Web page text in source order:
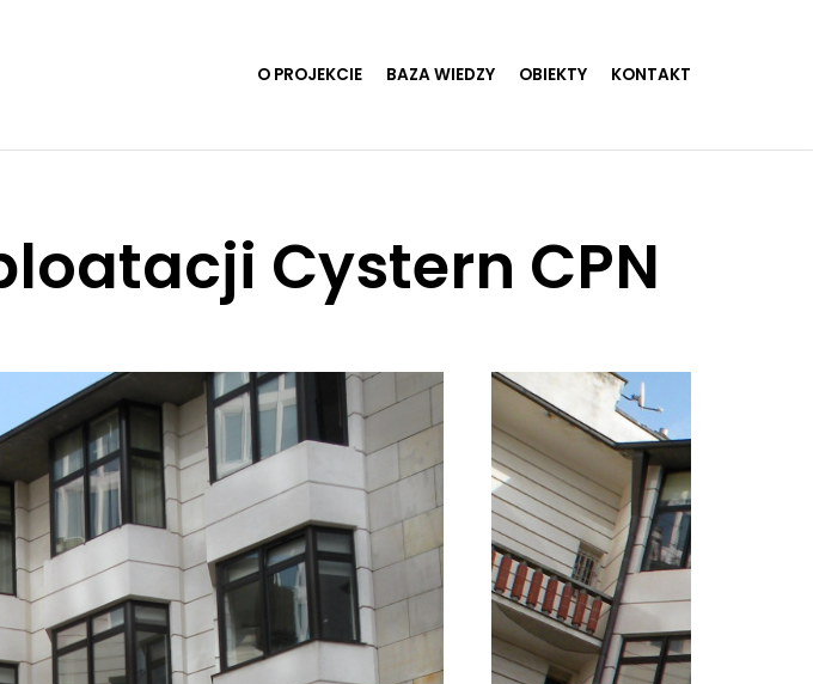
O PROJEKCIE BAZA WIEDZY OBIEKTY KONTAKT
Cystern CPN